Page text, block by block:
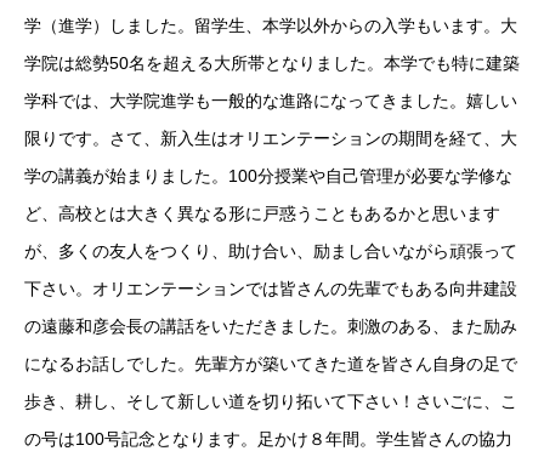
学（進学）しました。留学生、本学以外からの入学もいます。大
学院は総勢50名を超える大所帯となりました。本学でも特に建築
学科では、大学院進学も一般的な進路になってきました。嬉しい
限りです。さて、新入生はオリエンテーションの期間を経て、大
学の講義が始まりました。100分授業や自己管理が必要な学修な
ど、高校とは大きく異なる形に戸惑うこともあるかと思います
が、多くの友人をつくり、助け合い、励まし合いながら頑張って
下さい。オリエンテーションでは皆さんの先輩でもある向井建設
の遠藤和彦会長の講話をいただきました。刺激のある、また励み
になるお話しでした。先輩方が築いてきた道を皆さん自身の足で
歩き、耕し、そして新しい道を切り拓いて下さい！さいごに、こ
の号は100号記念となります。足かけ８年間。学生皆さんの協力